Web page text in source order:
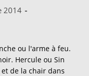
2014
ou l'arme à feu.
Hercule ou Sin
de la chair dans